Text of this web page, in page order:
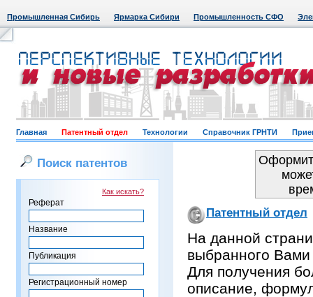
Промышленная Сибирь Ярмарка Сибири Промышленность СФО
Главная Патентный отдел Технологии Справочник ГРНТИ
Поиск патентов
Как искать?
Реферат
Название
Публикация
Регистрационный номер
Патентный отдел
На данной
выбранного Вами
Для получения
описание,